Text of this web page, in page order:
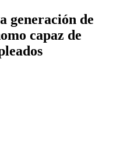
generación de
capaz de